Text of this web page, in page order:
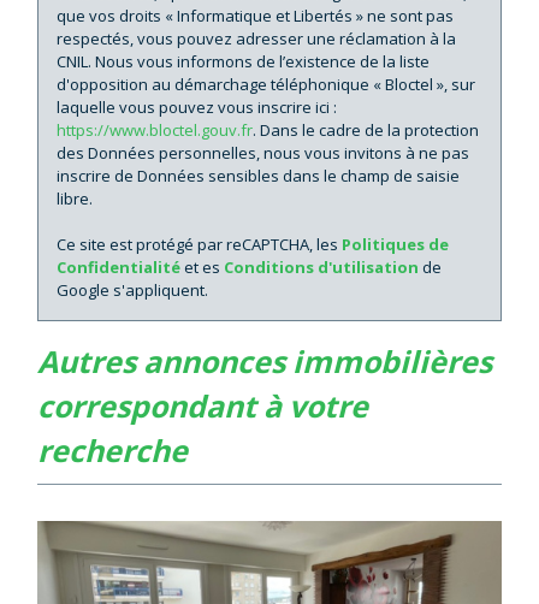
que vos droits « Informatique et Libertés » ne sont pas
respectés, vous pouvez adresser une réclamation à la
CNIL. Nous vous informons de l’existence de la liste
d'opposition au démarchage téléphonique « Bloctel », sur
laquelle vous pouvez vous inscrire ici :
https://www.bloctel.gouv.fr. Dans le cadre de la protection
des Données personnelles, nous vous invitons à ne pas
inscrire de Données sensibles dans le champ de saisie
libre.
Ce site est protégé par reCAPTCHA, les Politiques de
Confidentialitéet es Conditions d'utilisation de
Google s'appliquent.
autres annonces immobilières
correspondant à votre
recherche